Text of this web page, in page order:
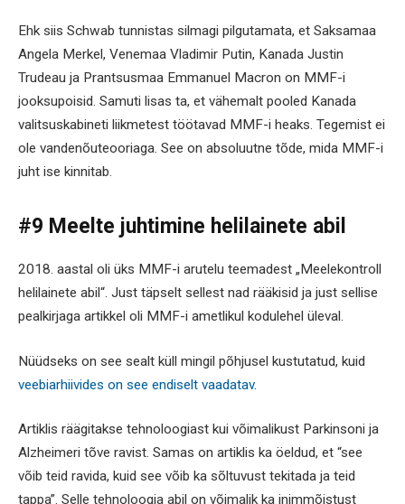
Ehk siis Schwab tunnistas silmagi pilgutamata, et Saksamaa
Angela Merkel, Venemaa Vladimir Putin, Kanada Justin
Trudeau ja Prantsusmaa Emmanuel Macron on MMF-i
jooksupoisid. Samuti lisas ta, et vähemalt pooled Kanada
valitsuskabineti liikmetest töötavad MMF-i heaks. Tegemist ei
ole vandenõuteooriaga. See on absoluutne tõde, mida MMF-i
juht ise kinnitab.
#9 Meelte juhtimine helilainete abil
2018. aastal oli üks MMF-i arutelu teemadest „Meelekontroll
helilainete abil“. Just täpselt sellest nad rääkisid ja just sellise
pealkirjaga artikkel oli MMF-i ametlikul kodulehel üleval.
Nüüdseks on see sealt küll mingil põhjusel kustutatud, kuid
veebiarhiivides on see endiselt vaadatav.
Artiklis räägitakse tehnoloogiast kui võimalikust Parkinsoni ja
Alzheimeri tõve ravist. Samas on artiklis ka öeldud, et “see
võib teid ravida, kuid see võib ka sõltuvust tekitada ja teid
tappa”. Selle tehnoloogia abil on võimalik ka inimmõistust